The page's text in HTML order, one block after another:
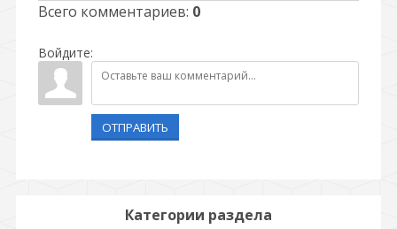
Всего комментариев: 0
Войдите:
ОТПРАВИТЬ
Категории раздела